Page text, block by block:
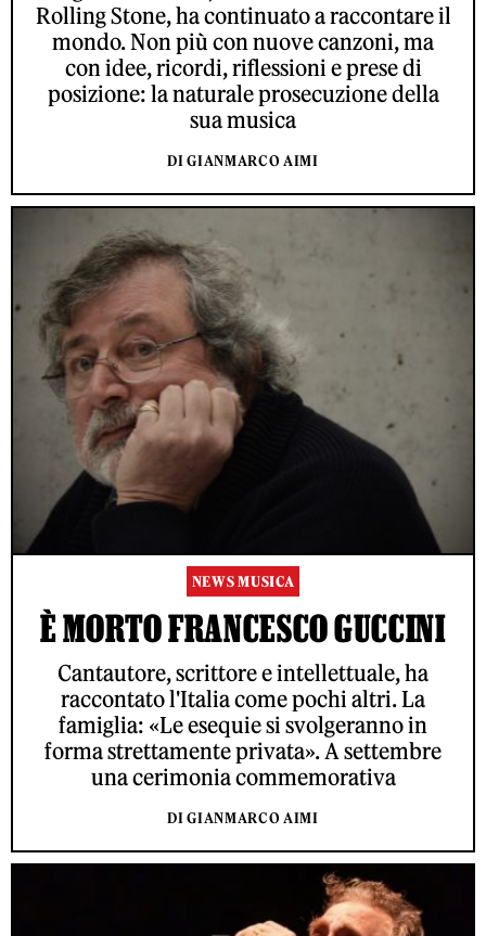
Rolling Stone, ha continuato a raccontare il
mondo. Non più con nuove canzoni, ma
con idee, ricordi, riflessioni e prese di
posizione: la naturale prosecuzione della
sua musica
DI GIANMARCO AIMI
NEWS MUSICA
È MORTO FRANCESCO GUCCINI
Cantautore, scrittore e intellettuale, ha
raccontato l'Italia come pochi altri. La
famiglia: «Le esequie si svolgeranno in
forma strettamente privata». A settembre
una cerimonia commemorativa
DI GIANMARCO AIMI